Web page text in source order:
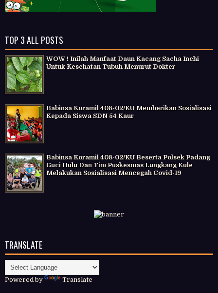
TOP 3 ALL POSTS
WOW ! Inilah Manfaat Daun Kacang Sacha Inchi
Untuk Kesehatan Tubuh Menurut Dokter
Babinsa Koramil 408-02/KU Memberikan Sosialisasi
Kepada Siswa SDN 54 Kaur
Babinsa Koramil 408-02/KU Beserta Polsek Padang
Guci Hulu Dan Tim Puskesmas Lungkang Kule
Melakukan Sosialisasi Mencegah Covid-19
TRANSLATE
Powered by Translate